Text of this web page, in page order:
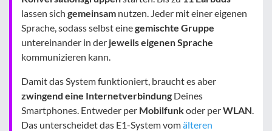
lassen sich gemeinsam nutzen. Jeder mit einer eigenen
Sprache, sodass selbst einegemischte Gruppe
untereinander in der jeweils eigenen Sprache
kommunizieren kann.
Damit das System funktioniert, braucht es aber
zwingend eine Internetverbindung Deines
Smartphones. Entweder per Mobilfunkoder perWLAN.
Das unterscheidet das E1-System vomälteren